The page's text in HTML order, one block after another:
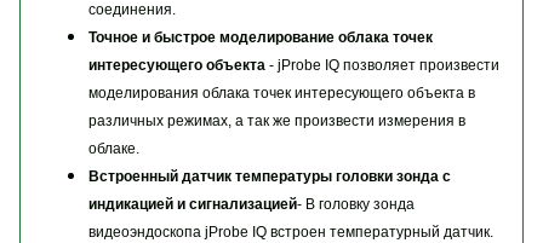
соединения.
Точное и быстрое моделирование облака точек
интересующего объекта - jProbe IQ позволяет произвести
моделирования облака точек интересующего объекта в
различных режимах, а так же произвести измерения в
облаке.
Встроенный датчик температуры головки зонда с
индикацией и сигнализацией- В головку зонда
видеоэндоскопа jProbe IQ встроен температурный датчик.